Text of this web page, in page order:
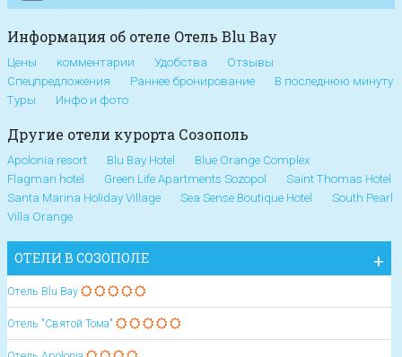
Информация об отеле Oтель Blu Bay
Цены комментарии Удобства
Отзывы
Спецпредложения
Раннее бронирование
В последнюю минуту
Туры
Инфо и фото
Другие отели курорта Созополь
Apolonia resort Blu Bay Hotel
Blue Orange Complex
Flagman hotel
Green Life Apartments Sozopol
Saint Thomas Hotel
Santa Marina Holiday Village
Sea Sense Boutique Hotel
South Pearl
Villa Orange
ОТЕЛИ В СОЗОПОЛЕ
Oтель Blu Bay
Отель "Святой Тома"